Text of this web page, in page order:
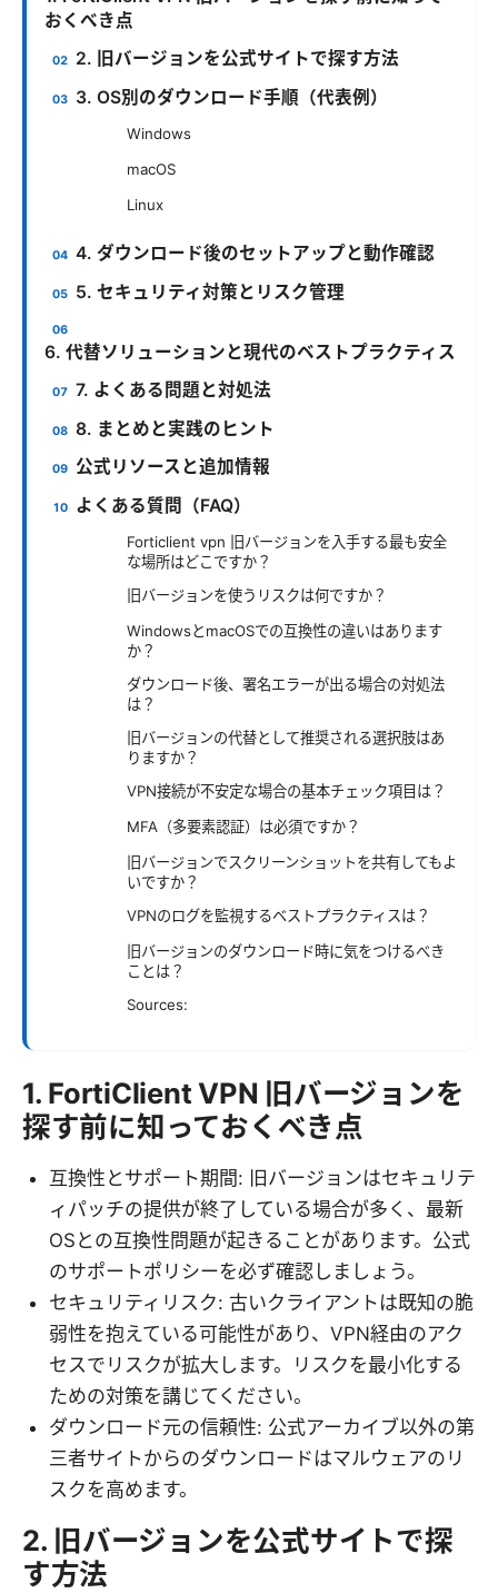
おくべき点
2. 旧バージョンを公式サイトで探す方法
3. OS別のダウンロード手順（代表例）
Windows
macOS
Linux
4. ダウンロード後のセットアップと動作確認
5. セキュリティ対策とリスク管理
6. 代替ソリューションと現代のベストプラクティス
7. よくある問題と対処法
8. まとめと実践のヒント
公式リソースと追加情報
よくある質問（FAQ）
Forticlient vpn 旧バージョンを入手する最も安全
な場所はどこですか？
旧バージョンを使うリスクは何ですか？
WindowsとmacOSでの互換性の違いはあります
か？
ダウンロード後、署名エラーが出る場合の対処法
は？
旧バージョンの代替として推奨される選択肢はあ
りますか？
VPN接続が不安定な場合の基本チェック項目は？
MFA（多要素認証）は必須ですか？
旧バージョンでスクリーンショットを共有してもよ
いですか？
VPNのログを監視するベストプラクティスは？
旧バージョンのダウンロード時に気をつけるべき
ことは？
Sources:
1. FortiClient VPN 旧バージョンを
探す前に知っておくべき点
互換性とサポート期間: 旧バージョンはセキュリテ
ィパッチの提供が終了している場合が多く、最新
OSとの互換性問題が起きることがあります。公式
のサポートポリシーを必ず確認しましょう。
セキュリティリスク: 古いクライアントは既知の脆
弱性を抱えている可能性があり、VPN経由のアク
セスでリスクが拡大します。リスクを最小化する
ための対策を講じてください。
ダウンロード元の信頼性: 公式アーカイブ以外の第
三者サイトからのダウンロードはマルウェアのリ
スクを高めます。
2. 旧バージョンを公式サイトで探
す方法